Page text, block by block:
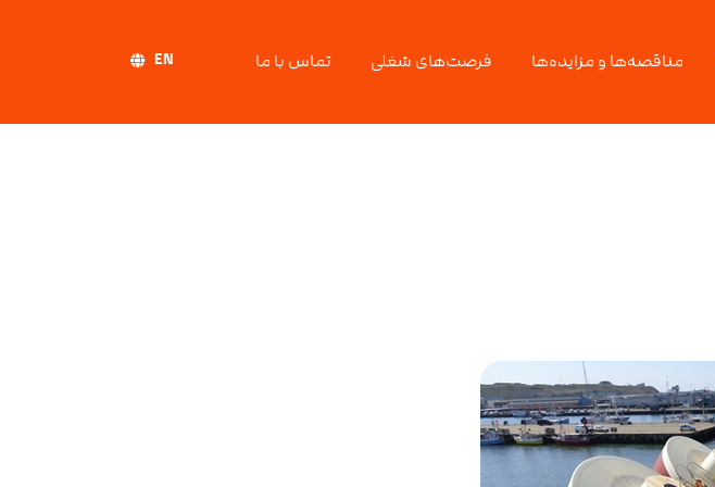
مناقصه‌ها و مزایده‌ها فرصت‌های شغلی تماس با ما EN